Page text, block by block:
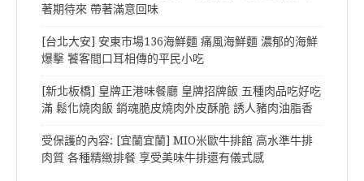
著期待來 帶著滿意回味
[台北大安] 安東市場136海鮮麵 痛風海鮮麵 濃郁的海鮮
爆擊 饕客間口耳相傳的平民小吃
[新北板橋] 皇牌正港味餐廳 皇牌招牌飯 五種肉品吃好吃
滿 鬆化燒肉飯 銷魂脆皮燒肉外皮酥脆 誘人豬肉油脂香
受保護的內容: [宜蘭宜蘭] MIO米歐牛排館 高水準牛排
肉質 各種精緻排餐 享受美味牛排還有儀式感